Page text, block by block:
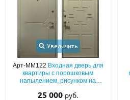
УСТАНОВКА
О НАС
Увеличить
Арт-ММ122 Входная дверь для
квартиры с порошковым
напылением, рисунком на
МДФ
25 000 руб.